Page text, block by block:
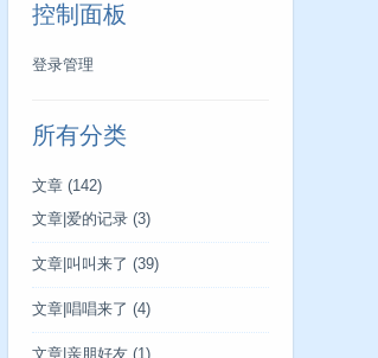
控制面板
登录管理
所有分类
文章 (142)
文章|爱的记录 (3)
文章|叫叫来了 (39)
文章|唱唱来了 (4)
文章|亲朋好友 (1)